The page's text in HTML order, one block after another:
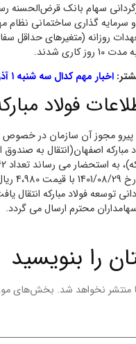
سهام بانک قرض‌الحسنه
و سرمایه گذاری ساختمانی نظام
روزانه (متغیرهای حداقل
کاری شدند.
اخبار مهم کدال سه شنبه ۱ آذر
فولاد
پیرو مجوز آن سازمان در
مبارکه اصفهان(انتقال به صندوق
در روز
توسعه فولاد مبارکه انتقال
محترم ارسال می گردد.
را بنویسید
منتشر نخواهد شد. بخش‌های